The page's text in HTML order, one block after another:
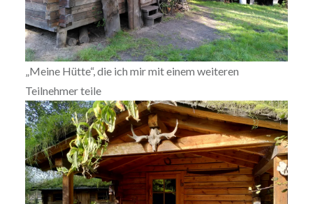
„Meine Hütte“, die ich mir mit einem weiteren
Teilnehmer teile